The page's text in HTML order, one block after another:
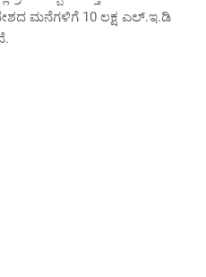
ಮನೆಗಳಿಗೆ 10 ಲಕ್ಷ ಎಲ್.ಇ.ಡಿ